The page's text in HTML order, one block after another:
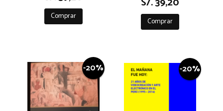
Comprar Comprar
-20% -20%